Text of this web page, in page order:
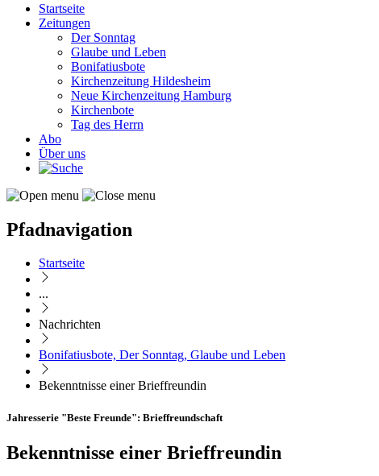
Startseite
Zeitungen
Der Sonntag
Glaube und Leben
Bonifatiusbote
Kirchenzeitung Hildesheim
Neue Kirchenzeitung Hamburg
Kirchenbote
Tag des Herrn
Abo
Über uns
Pfadnavigation
Startseite
...
Nachrichten
Bonifatiusbote, Der Sonntag, Glaube und Leben
Bekenntnisse einer Brieffreundin
Jahresserie "Beste Freunde": Brieffreundschaft
Bekenntnisse einer Brieffreundin